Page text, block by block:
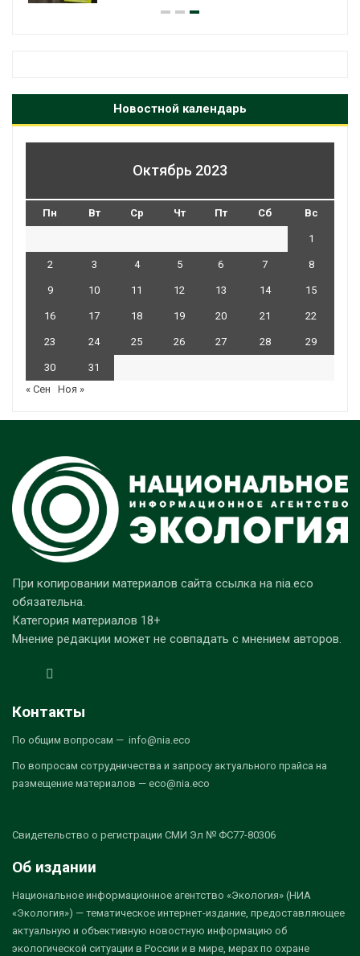
Новостной календарь
Октябрь 2023
Пн Вт Ср Чт Пт Сб Вс
1
2 3 4 5 6 7 8
9 10 11 12 13 14 15
16 17 18 19 20 21 22
23 24 25 26 27 28 29
30
31
« Сен
Ноя »
При копировании материалов сайта ссылка на nia.eco
обязательна.
Категория материалов 18+
Мнение редакции может не совпадать с мнением авторов.
Контакты
По общим вопросам — info@nia.eco
По вопросам сотрудничества и запросу актуального прайса на
размещение материалов — eco@nia.eco
Свидетельство о регистрации СМИ Эл № ФС77-80306
Об издании
Национальное информационное агентство «Экология» (НИА
«Экология») — тематическое интернет-издание, предоставляющее
актуальную и объективную новостную информацию об
экологической ситуации в России и в мире, мерах по охране